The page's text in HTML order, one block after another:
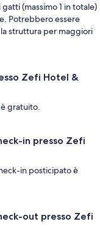
(massimo 1 in totale)
Potrebbero essere
struttura per maggiori
Zefi Hotel &
gratuito.
in presso Zefi
in posticipato è
out presso Zefi